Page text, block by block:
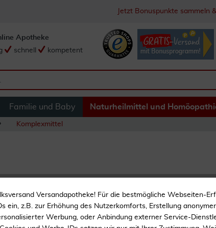
Jetzt Bonuspunkte sammeln
Apotheke
schnell kompetent
Familie und Baby Naturheilmittel und
Komplexmittel
Berberis
Versandapotheke! Für die bestmögliche Webseiten-
ein, z.B. zur Erhöhung des Nutzerkomforts, Erstellung
Werbung, oder Anbindung externer Service-